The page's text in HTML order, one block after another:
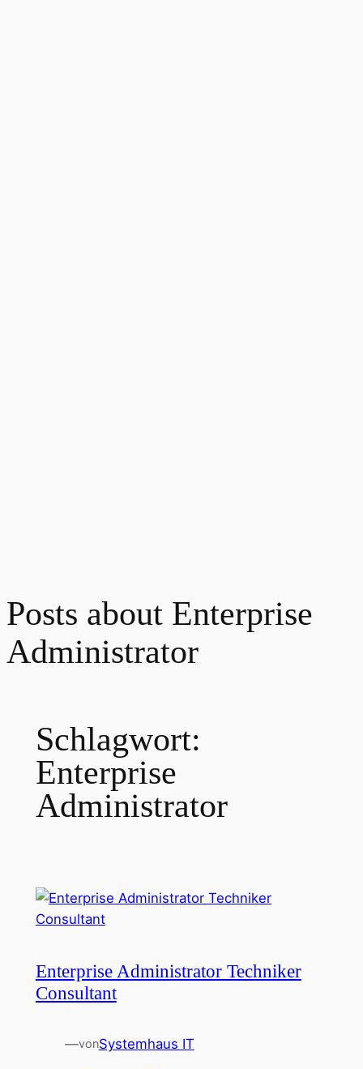
Posts about Enterprise
Administrator
Schlagwort:
Enterprise
Administrator
Enterprise Administrator Techniker
Consultant
—vonSystemhaus IT